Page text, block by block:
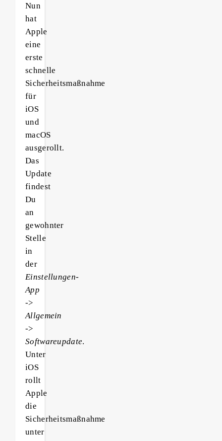
Nun
hat
Apple
eine
erste
schnelle
Sicherheitsmaßnahme
für
iOS
und
macOS
ausgerollt.
Das
Update
findest
Du
an
gewohnter
Stelle
in
der
Einstellungen-
App
->
Allgemein
->
Softwareupdate.
Unter
iOS
rollt
Apple
die
Sicherheitsmaßnahme
unter